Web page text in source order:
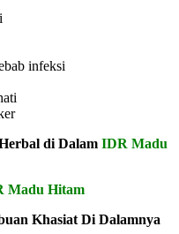
infeksi
di Dalam IDR Madu
Madu Hitam
Khasiat Di Dalamnya